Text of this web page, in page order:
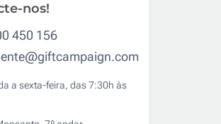
nos!
450 156
a sexta-feira, das 7:30h às